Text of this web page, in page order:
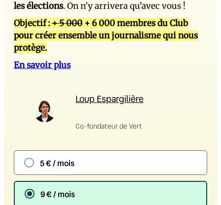
les élections. On n’y arrivera qu’avec vous !
Objectif :+ 5 000 + 6 000 membres du Club
pour créer ensemble un journalisme qui nous
protège.
En savoir plus
Loup Espargilière
Co-fondateur de Vert
5 € / mois
9 € / mois